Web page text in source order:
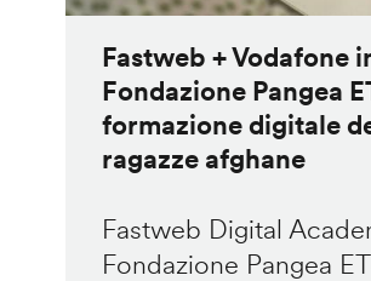
Fastweb + Vodafone
Fondazione Pangea
formazione digitale
ragazze afghane
Fastweb Digital
Fondazione Pangea